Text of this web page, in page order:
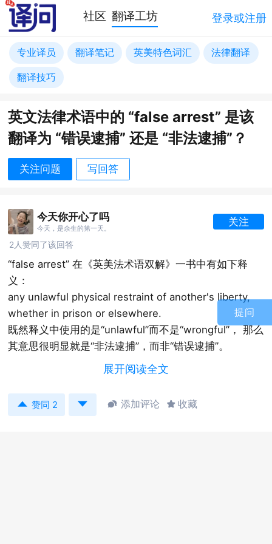
提问
社区 翻译工坊 登录或注册
专业译员 翻译笔记 英美特色词汇 法律翻译
翻译技巧
英文法律术语中的 “false arrest” 是该
翻译为 “错误逮捕” 还是 “非法逮捕”？
关注问题 写回答
今天你开心了吗
今天，是余生的第一天。
关注
2人赞同了该回答
“false arrest” 在《英美法术语双解》一书中有如下释
义：
any unlawful physical restraint of another's liberty,
whether in prison or elsewhere.
既然释义中使用的是“unlawful”而不是“wrongful”， 那么
其意思很明显就是“非法逮捕”，而非“错误逮捕”。
留）是“false imprisonment” （非法拘禁）的一种。指
未经合法授权而剥夺、限制他人人身自由的行为，且不
展开阅读全文
 赞同 2   添加评论  收藏